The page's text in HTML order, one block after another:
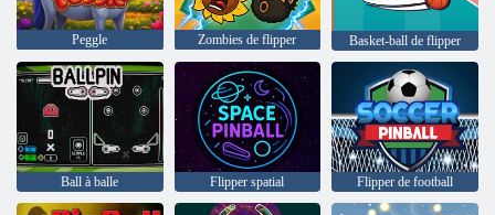
Peggle Zombies de flipper Basket-ball de flipper
Ball à balle Flipper spatial Flipper de football